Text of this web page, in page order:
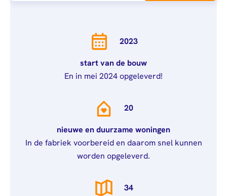
bewindvoerder
echtscheiding
verklaring
Hypotheekverklaring
Algemeen
Commissarissen
Stakeholdersbeleid
afstuderen
Mail 0900 - 9678
2023
start van de bouw
En in mei 2024 opgeleverd!
20
nieuwe en duurzame woningen
In de fabriek voorbereid en daarom snel kunnen
worden opgeleverd.
34